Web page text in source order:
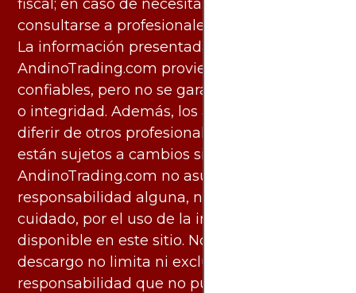
fiscal; en caso de necesitarlo, debe
consultarse a profesionales especializados.
La información presentada por
AndinoTrading.com proviene de fuentes
confiables, pero no se garantiza su exactitud
o integridad. Además, los análisis pueden
diferir de otros profesionales calificados y
están sujetos a cambios sin previo aviso.
AndinoTrading.com no asume
responsabilidad alguna, ni deber de
cuidado, por el uso de la información
disponible en este sitio. No obstante, este
descargo no limita ni excluye ninguna
responsabilidad que no pueda ser excluida